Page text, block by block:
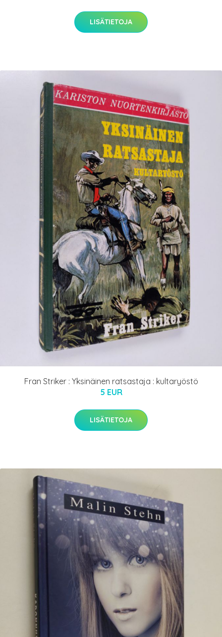
LISÄTIETOJA
Fran Striker : Yksinäinen ratsastaja : kultaryöstö
5 EUR
LISÄTIETOJA